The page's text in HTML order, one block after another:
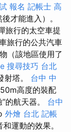
報名 記帳士 高
才能進入）。
旅行的太空車提
旅行的公共汽車
（該地區使用了
搜尋技巧 台北
射塔。 台中 中
高度的裝配
的航天器。 台中
外燴 台北 記帳
運動的效果。